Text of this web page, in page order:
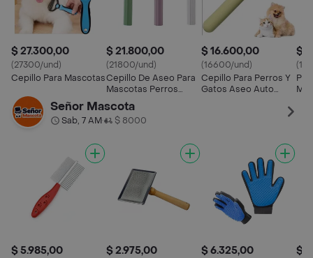
$ 27.300,00
(27300/und)
Cepillo Para Mascotas
$ 21.800,00
(21800/und)
Cepillo De Aseo Para
Mascotas Perros
Gatos
$ 16.600,00
(16600/und)
Cepillo Para Perros Y
Gatos Aseo Auto
$
Señor Mascota
Sab, 7 AM• $ 8000
$ 5.985,00 $ 2.975,00 $ 6.325,00 $